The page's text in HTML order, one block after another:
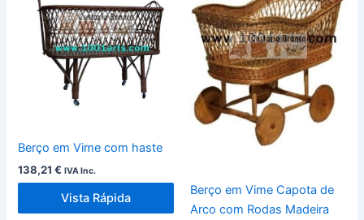
Berço em Vime com haste
138,21€ IVA Inc.
Vista Rápida
Berço em Vime Capota de
Arco com Rodas Madeira